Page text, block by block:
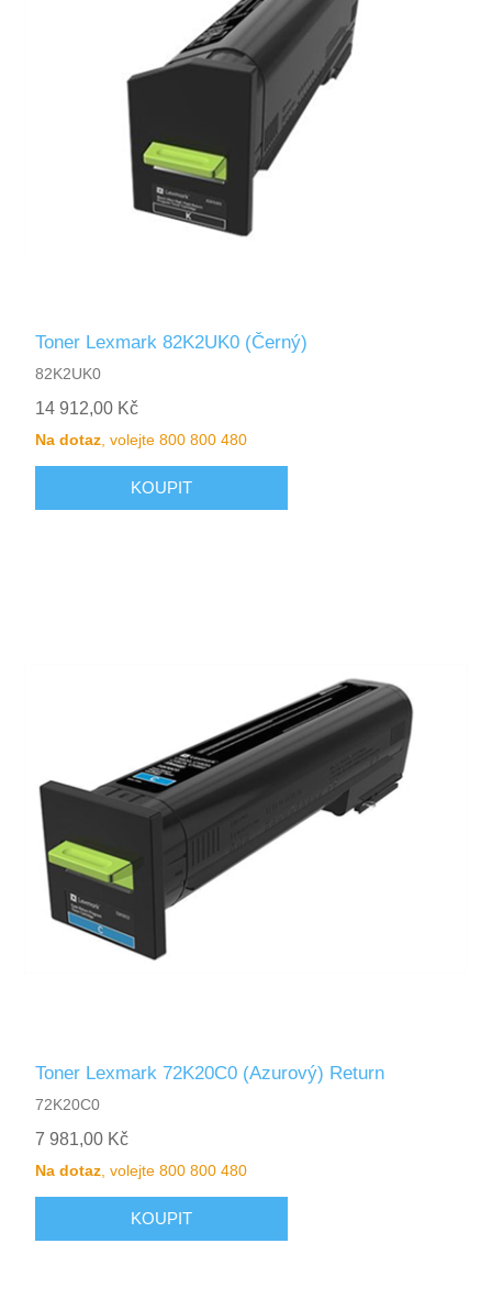
Toner Lexmark 82K2UK0 (Černý)
82K2UK0
14 912,00 Kč
Na dotaz , volejte 800 800 480
Toner Lexmark 72K20C0 (Azurový) Return
72K20C0
7 981,00 Kč
Na dotaz , volejte 800 800 480